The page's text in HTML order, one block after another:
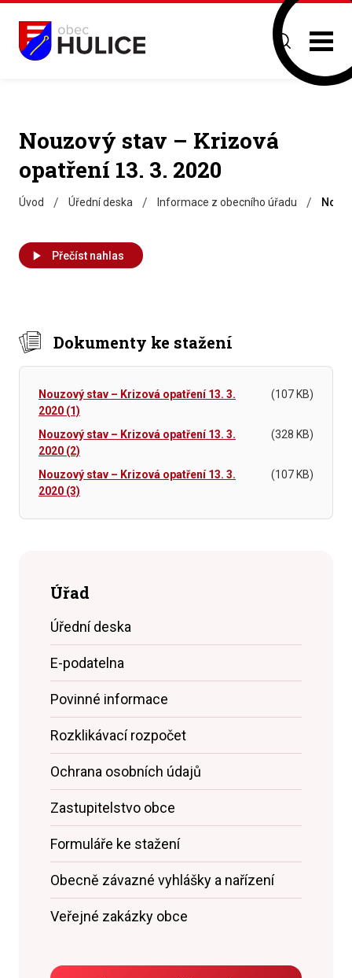
Nouzový stav – Krizová
opatření 13. 3. 2020
Úvod / Úřední deska / Informace z obecního úřadu /
Přečíst nahlas
Dokumenty ke stažení
Nouzový stav – Krizová opatření 13. 3.
2020 (1)
(107 KB)
Nouzový stav – Krizová opatření 13. 3.
2020 (2)
(328 KB)
Nouzový stav – Krizová opatření 13. 3.
2020 (3)
(107 KB)
Úřad
Úřední deska
E-podatelna
Povinné informace
Rozklikávací rozpočet
Ochrana osobních údajů
Zastupitelstvo obce
Formuláře ke stažení
Obecně závazné vyhlášky a nařízení
Veřejné zakázky obce